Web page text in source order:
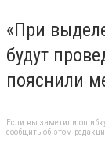
«При
будут
пояснили
Если вы заметили
сообщить об этом